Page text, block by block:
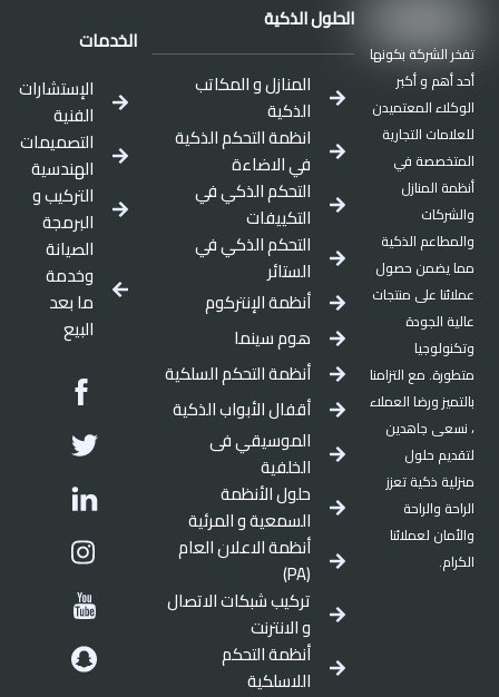
تفخر الشركة بكونها
أحد أهم و أكبر
الوكلاء المعتميدن
للعلامات التجارية
المتخصصة في
أنظمة المنازل
والشركات
والمطاعم الذكية
مما يضمن حصول
عملائنا على منتجات
عالية الجودة
وتكنولوجيا
متطورة. مع التزامنا
بالتميز ورضا العملاء
، نسعى جاهدين
لتقديم حلول
منزلية ذكية تعزز
الراحة والراحة
والأمان لعملائنا
الكرام.
الحلول الذكية
المنازل و المكاتب
الذكية
انظمة التحكم الذكية
في الاضاءة
التحكم الذكي في
التكييفات
التحكم الذكي في
الستائر
أنظمة الإنتركوم
هوم سينما
أنظمة التحكم السلكية
أقفال الأبواب الذكية
الموسيقي فى
الخلفية
حلول الأنظمة
السمعية و المرئية
أنظمة الاعلان العام
(PA)
تركيب شبكات الاتصال
و الانترنت
أنظمة التحكم
اللاسلكية
الخدمات
الإستشارات
الفنية
التصميمات
الهندسية
التركيب و
البرمجة
الصيانة
وخدمة
ما بعد
البيع